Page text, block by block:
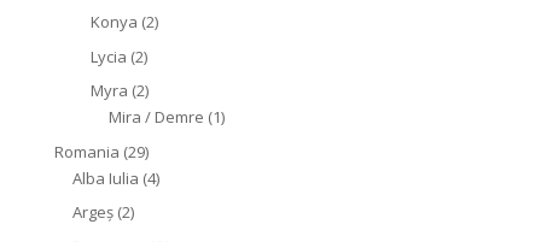
Konya (2)
Lycia (2)
Myra (2)
Mira / Demre (1)
Romania (29)
Alba Iulia (4)
Argeș(2)